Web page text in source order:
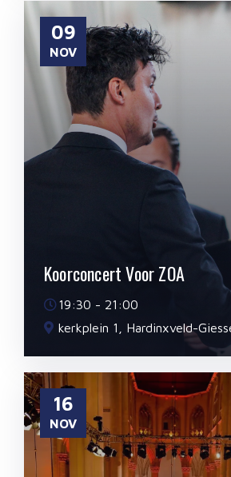
09
NOV
Koorconcert Voor ZOA
19:30 - 21:00
kerkplein 1, Hardinxveld-
16
NOV